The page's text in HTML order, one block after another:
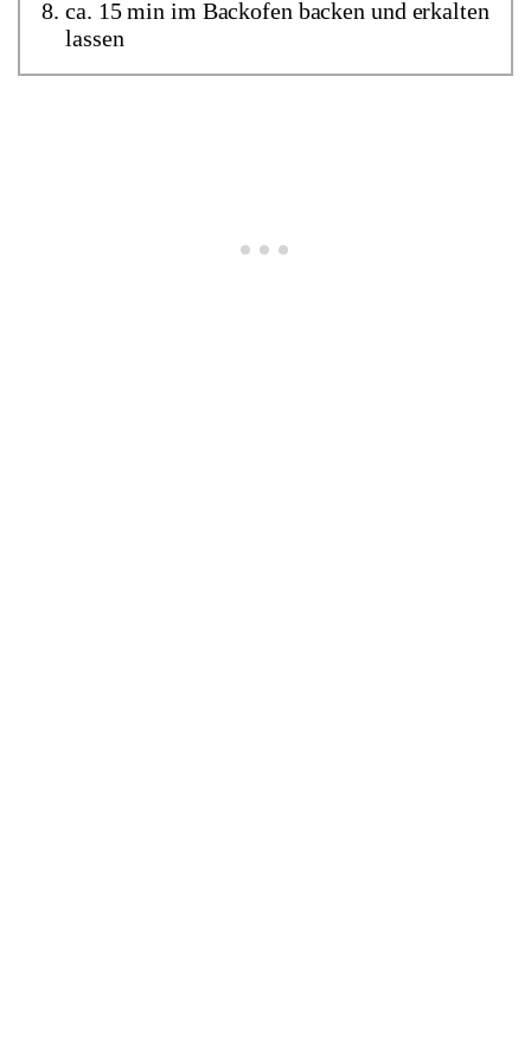
ca. 15 min im Backofen backen und erkalten
lassen